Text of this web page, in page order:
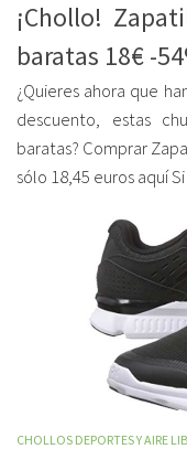
¡Chollo!
baratas 18€ -
¿Quieres ahora que
descuento, estas
baratas? Comprar
sólo 18,45 euros aquí
CHOLLOS DEPORTES Y AIRE